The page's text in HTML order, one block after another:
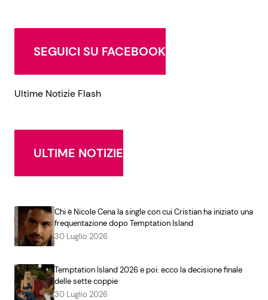
SEGUICI SU FACEBOOK
Ultime Notizie Flash
ULTIME NOTIZIE
Chi è Nicole Cena la single con cui Cristian ha iniziato una
frequentazione dopo Temptation Island
30 Luglio 2026
Temptation Island 2026 e poi: ecco la decisione finale
delle sette coppie
30 Luglio 2026